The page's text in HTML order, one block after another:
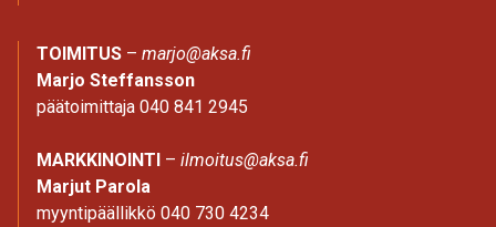
TOIMITUS – marjo@aksa.fi
Marjo Steffansson
päätoimittaja 040 841 2945
MARKKINOINTI – ilmoitus@aksa.fi
Marjut Parola
myyntipäällikkö 040 730 4234